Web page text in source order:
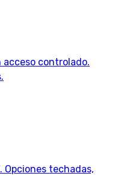
acceso controlado.
Opciones techadas,